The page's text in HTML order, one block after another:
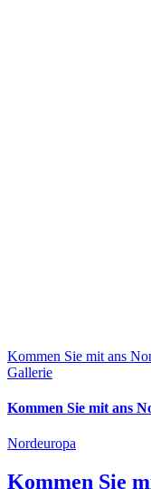
Kommen Sie mit ans
Gallerie
Kommen Sie mit ans
Nordeuropa
Kommen Sie